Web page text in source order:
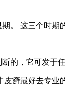
这三个时期
，它可发于
最好去专业